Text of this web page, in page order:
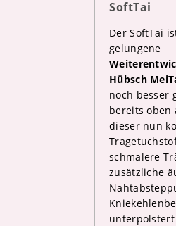
SoftTai
Der SoftTai
gelungene
Hübsch
noch besser
bereits oben
dieser nun
schmalere
zusätzliche